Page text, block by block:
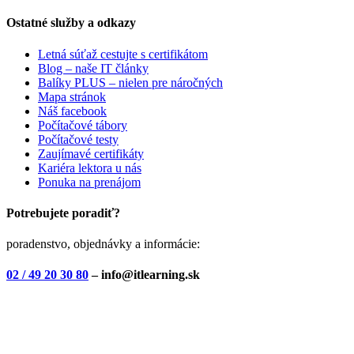
Ostatné služby a odkazy
Letná súťaž cestujte s certifikátom
Blog – naše IT články
Balíky PLUS – nielen pre náročných
Mapa stránok
Náš facebook
Počítačové tábory
Počítačové testy
Zaujímavé certifikáty
Kariéra lektora u nás
Ponuka na prenájom
Potrebujete poradiť?
poradenstvo, objednávky a informácie:
02 / 49 20 30 80– info@itlearning.sk